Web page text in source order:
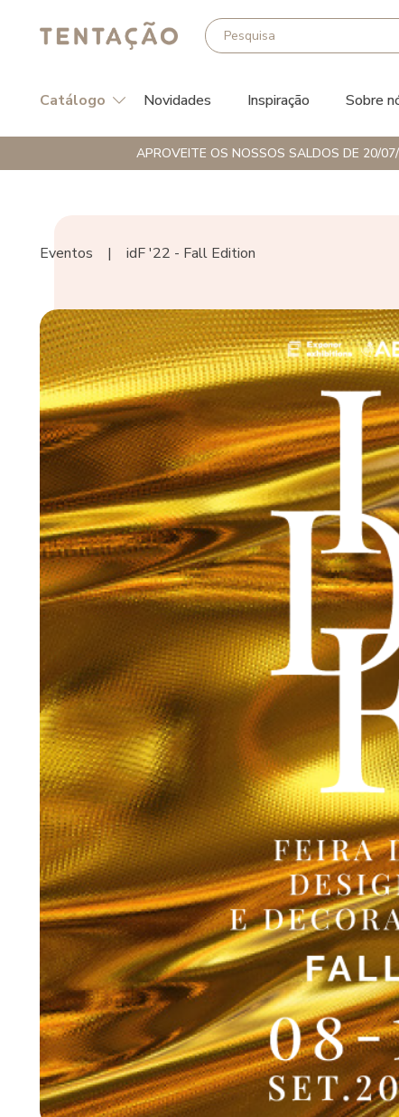
Catálogo Novidades Inspiração Sobre
APROVEITE OS NOSSOS SALDOS DE 20/
Eventos | idF '22 - Fall Edition